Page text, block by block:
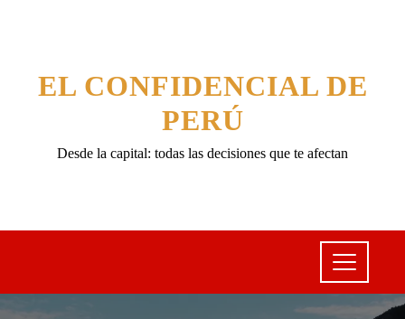
EL CONFIDENCIAL DE
PERÚ
Desde la capital: todas las decisiones que te afectan